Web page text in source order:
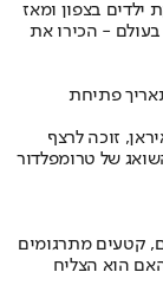
ילדים בצפון ומאז
- הכירו את
פתיחת
איראן, זוכה לרצף
של טרומפלדור
קטעים מתרגומים
הוא הצליח